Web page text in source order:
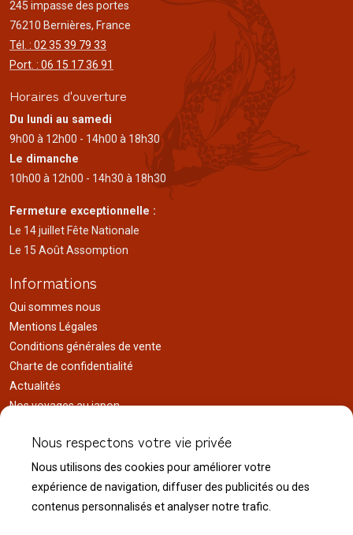
245 impasse des portes
76210 Bernières, France
Tél. : 02 35 39 79 33
Port. : 06 15 17 36 91
Horaires d'ouverture
Du lundi au samedi
9h00 à 12h00 - 14h00 à 18h30
Le dimanche
10h00 à 12h00 - 14h30 à 18h30
Fermeture exceptionnelle :
Le 14 juillet Fête Nationale
Le 15 Août Assomption
Informations
Qui sommes nous
Mentions Légales
Conditions générales de vente
Charte de confidentialité
Actualités
Nos voyages au japon
Liens utiles
Service client
Nous contacter
Nous respectons votre vie privée
Nous utilisons des cookies pour améliorer votre
expérience de navigation, diffuser des publicités ou des
contenus personnalisés et analyser notre trafic.